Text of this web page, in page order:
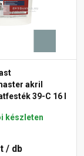
akril
39-C 16 l
készleten
/ db